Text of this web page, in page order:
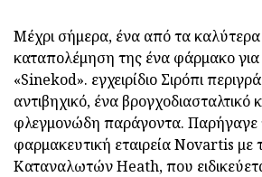
Μέχρι σήμερα, ένα από τα
καταπολέμηση της ένα φάρμακο
«Sinekod». εγχειρίδιο Σιρόπι
αντιβηχικό, ένα βρογχοδιασταλτικό
φλεγμονώδη παράγοντα. Παρήγαγε
φαρμακευτική εταιρεία Novartis
Καταναλωτών Heath, που